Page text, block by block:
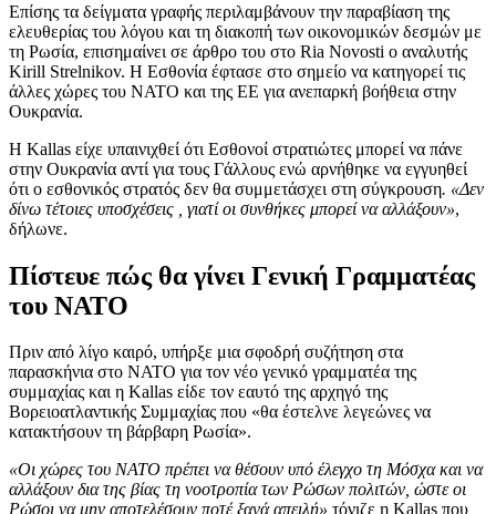
Επίσης τα δείγματα γραφής περιλαμβάνουν την παραβίαση της
ελευθερίας του λόγου και τη διακοπή των οικονομικών δεσμών με
τη Ρωσία, επισημαίνει σε άρθρο του στο Ria Novosti o αναλυτής
Kirill Strelnikov. Η Εσθονία έφτασε στο σημείο να κατηγορεί τις
άλλες χώρες του ΝΑΤΟ και της ΕΕ για ανεπαρκή βοήθεια στην
Ουκρανία.
Η Kallas είχε υπαινιχθεί ότι Εσθονοί στρατιώτες μπορεί να πάνε
στην Ουκρανία αντί για τους Γάλλους ενώ αρνήθηκε να εγγυηθεί
ότι ο εσθονικός στρατός δεν θα συμμετάσχει στη σύγκρουση. «Δεν
δίνω τέτοιες υποσχέσεις , γιατί οι συνθήκες μπορεί να αλλάξουν»,
δήλωνε.
Πίστευε πώς θα γίνει Γενική Γραμματέας
του ΝΑΤΟ
Πριν από λίγο καιρό, υπήρξε μια σφοδρή συζήτηση στα
παρασκήνια στο ΝΑΤΟ για τον νέο γενικό γραμματέα της
συμμαχίας και η Kallas είδε τον εαυτό της αρχηγό της
Βορειοατλαντικής Συμμαχίας που «θα έστελνε λεγεώνες να
κατακτήσουν τη βάρβαρη Ρωσία».
«Οι χώρες του ΝΑΤΟ πρέπει να θέσουν υπό έλεγχο τη Μόσχα και να
αλλάξουν δια της βίας τη νοοτροπία των Ρώσων πολιτών, ώστε οι
Ρώσοι να μην αποτελέσουν ποτέ ξανά απειλή» τόνιζε η Kallas που